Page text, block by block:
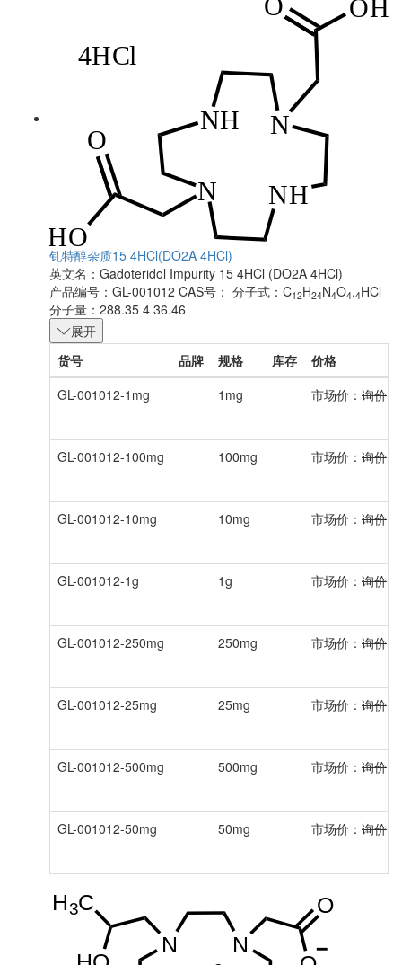
钆特醇杂质15 4HCl(DO2A 4HCl)
英文名： Gadoteridol Impurity 15 4HCl (DO2A 4HCl)
产品编号：GL-001012 CAS号： 分子式：C12H24N4O4.4HCl
分子量：288.35 4 36.46
展开
货号
品牌 规格 库存
价格
GL-001012-1mg
1mg 市场价： 询价
GL-001012-100mg 100mg 市场价： 询价
GL-001012-10mg 10mg 市场价： 询价
GL-001012-1g 1g 市场价： 询价
GL-001012-250mg 250mg 市场价： 询价
GL-001012-25mg 25mg 市场价： 询价
GL-001012-500mg 500mg 市场价： 询价
GL-001012-50mg 50mg 市场价： 询价